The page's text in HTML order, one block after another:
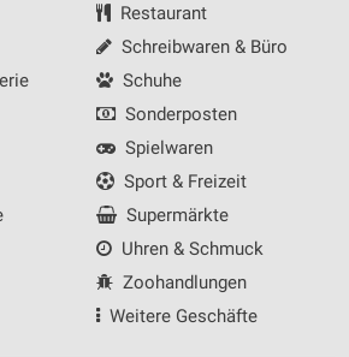
Restaurant
Schreibwaren & Büro
Schuhe
Sonderposten
Spielwaren
Sport & Freizeit
Supermärkte
Uhren & Schmuck
Zoohandlungen
Weitere Geschäfte